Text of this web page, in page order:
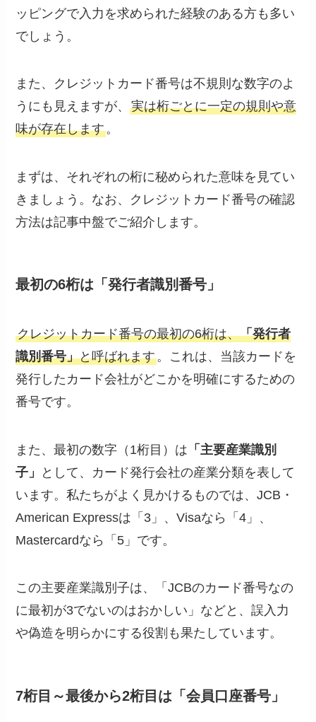
ッピングで入力を求められた経験のある方も多い
でしょう。
また、クレジットカード番号は不規則な数字のよ
うにも見えますが、実は桁ごとに一定の規則や意
味が存在します。
まずは、それぞれの桁に秘められた意味を見てい
きましょう。なお、クレジットカード番号の確認
方法は記事中盤でご紹介します。
最初の6桁は「発行者識別番号」
クレジットカード番号の最初の6桁は、「発行者
識別番号」と呼ばれます。これは、当該カードを
発行したカード会社がどこかを明確にするための
番号です。
また、最初の数字（1桁目）は 「主要産業識別
子」
として、カード発行会社の産業分類を表して
います。私たちがよく見かけるものでは、JCB・
American Expressは「3」、Visaなら「4」、
Mastercardなら「5」です。
この主要産業識別子は、「JCBのカード番号なの
に最初が3でないのはおかしい」などと、誤入力
や偽造を明らかにする役割も果たしています。
7桁目～最後から2桁目は「会員口座番号」